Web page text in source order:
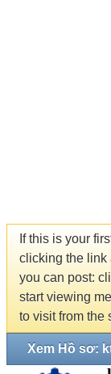
If this is your
clicking the link
you can post:
start viewing
to visit from the
Xem Hồ sơ: